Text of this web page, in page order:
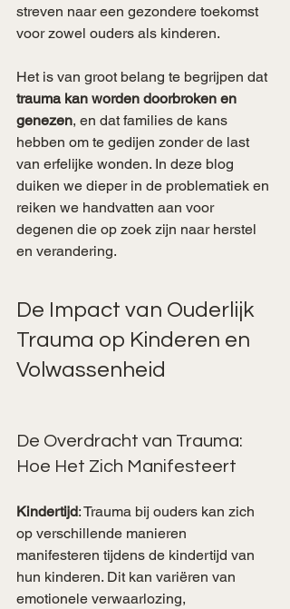
streven naar een gezondere toekomst
voor zowel ouders als kinderen.
Het is van groot belang te begrijpen dat
trauma kan worden doorbroken en
genezen, en dat families de kans
hebben om te gedijen zonder de last
van erfelijke wonden. In deze blog
duiken we dieper in de problematiek en
reiken we handvatten aan voor
degenen die op zoek zijn naar herstel
en verandering.
De Impact van Ouderlijk
Trauma op Kinderen en
Volwassenheid
De Overdracht van Trauma:
Hoe Het Zich Manifesteert
Kindertijd: Trauma bij ouders kan zich
op verschillende manieren
manifesteren tijdens de kindertijd van
hun kinderen. Dit kan variëren van
emotionele verwaarlozing,